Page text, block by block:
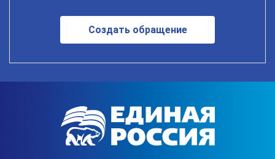
Создать обращение